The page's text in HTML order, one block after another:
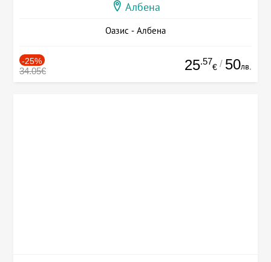
Албена
Оазис - Албена
-25%
34.05€ 25.57
€ / 50лв.